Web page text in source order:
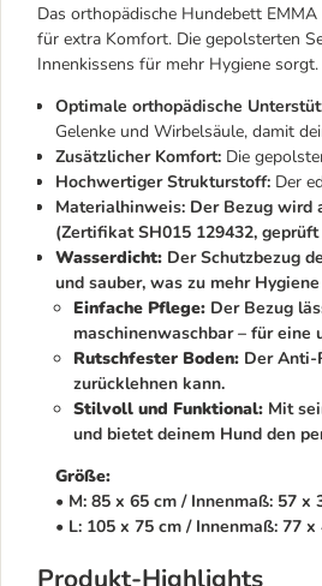
Das orthopädische Hundebett
für extra Komfort. Die gepolsterten
Innenkissens für mehr Hygiene
Optimale orthopädische
Gelenke und Wirbelsäule, damit
Zusätzlicher Komfort: Die
Hochwertiger Strukturstoff: Der
Materialhinweis: Der Bezug wird
(Zertifikat SH015 129432, geprüft
Wasserdicht: Der Schutzbezug
und sauber, was zu mehr
Einfache Pflege: Der Bezug
maschinenwaschbar – für eine
Rutschfester Boden: Der Anti-
zurücklehnen kann.
Stilvoll und Funktional: Mit
und bietet deinem Hund den
Größe:
• M: 85 x 65 cm / Innenmaß: 57 x
• L: 105 x 75 cm / Innenmaß: 77 x
Produkt-Highlights